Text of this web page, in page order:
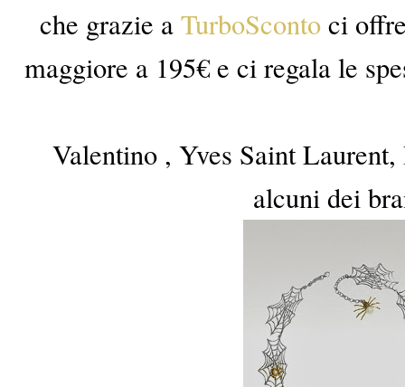
che grazie aTurboScontoci
maggiore a 195€ e ci regala le
Valentino , Yves Saint
alcuni dei